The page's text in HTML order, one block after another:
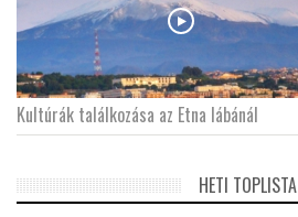
Kultúrák találkozása az Etna lábánál
HETI TOPLISTA